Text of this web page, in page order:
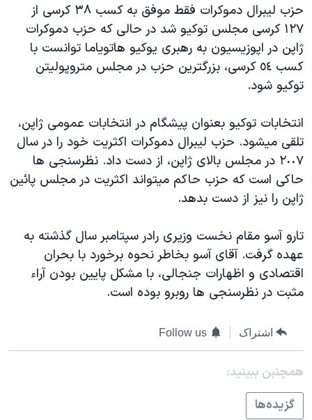
دادگاه حمید نوری
چهل سال گروگان‌گیری
قانون شفافیت دارائی کادر رهبری ایران
اعتراضات مردمی آبان ۹۸
نرگس محمدی برنده جایزه نوبل صلح
همایش محافظه‌کاران آمریکا «سی‌پک»
صفحه‌های ویژه
حزب ليبرال دموکرات فقط موفق به کسب ٣٨ کرسی از
١٢٧ کرسی مجلس توکيو شد در حالی که حزب دموکرات
ژاپن در اپوزيسيون به رهبری يوکيو هاتوياما توانست با
کسب ٥٤ کرسی، بزرگترين حزب در مجلس متروپوليتن
توکيو شود.
انتخابات توکيو بعنوان پيشگام در انتخابات عمومی ژاپن،
تلقی ميشود. حزب ليبرال دموکرات اکثريت خود را در سال
٢٠٠٧ در مجلس بالای ژاپن، از دست داد. نظرسنجی ها
حاکی است که حزب حاکم ميتواند اکثريت در مجلس پائين
ژاپن را نيز از دست بدهد.
تارو آسو مقام نخست وزيری رادر سپتامبر سال گذشته به
عهده گرفت. آقای آسو بخاطر نحوه برخورد با بحران
اقتصادی و اظهارات جنجالی، با مشکل پايين بودن آراء
مثبت در نظرسنجی ها روبرو بوده است.
اشتراک Follow us
همچنبن ببینید:
گزيده‌ها